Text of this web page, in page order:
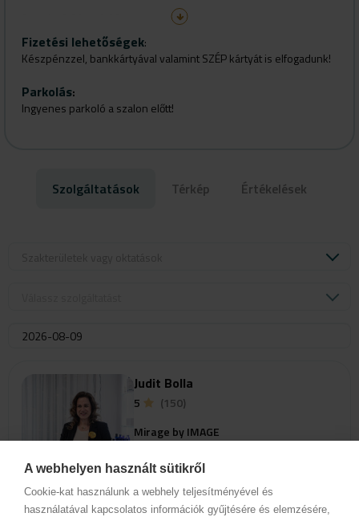
A webhelyen használt sütikről
Cookie-kat használunk a webhely teljesítményével és
használatával kapcsolatos információk gyűjtésére és elemzésére,
Csütörtök: 11:00 - 19:00
Péntek: 8:00 - 16:00
Szombat: Bejelentkezés alapján
Vasárnap: Zárva
Fizetési lehetőségek:
Készpénzzel, bankkártyával valamint SZÉP kártyát is elfogadunk!
Parkolás:
Ingyenes parkoló a szalon előtt!
Szolgáltatások Térkép Értékelések
Judit Bolla
5
(150)
Mirage by IMAGE
Berényi út 62.